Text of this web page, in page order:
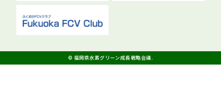
© 福岡県水素グリーン成長戦略会議.